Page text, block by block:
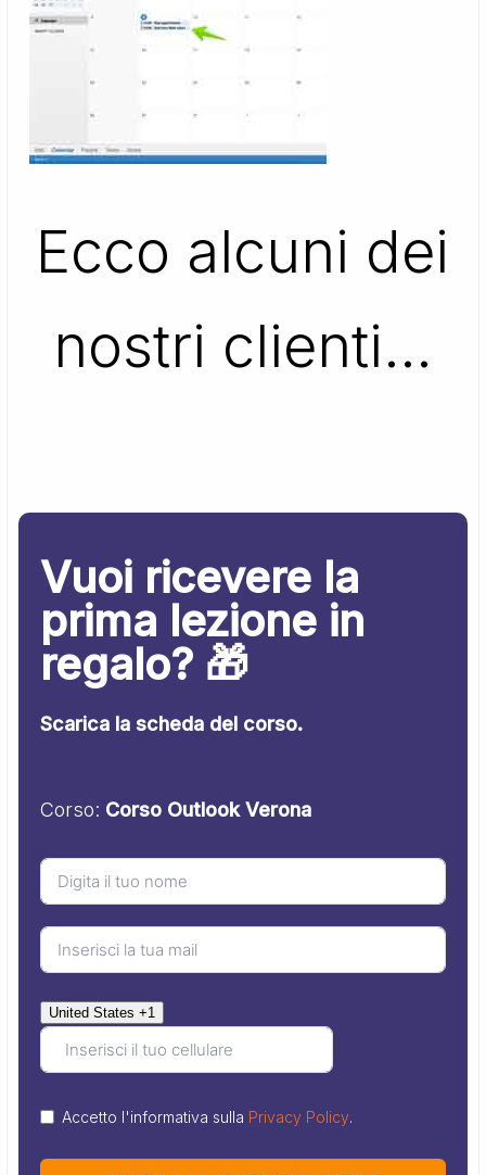
Ecco alcuni dei
nostri clienti…
Vuoi ricevere la
prima lezione in
regalo? 🎁
Scarica la scheda del corso.
Corso: Corso Outlook Verona
United States +1
Accetto l'informativa sulla Privacy Policy.